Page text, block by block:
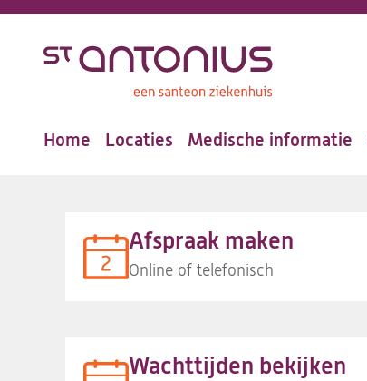
inhoud
Hoofdnavigatie
Home Locaties Medische informatie
Afspraak maken
Online of telefonisch
Wachttijden bekijken